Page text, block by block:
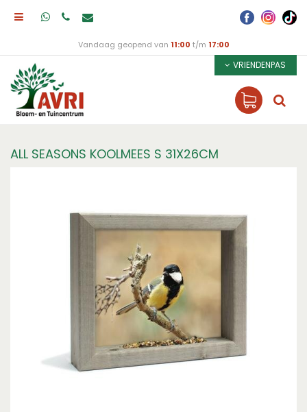
Vandaag geopend van 11:00 t/m 17:00
VRIENDENPAS
ALL SEASONS KOOLMEES S 31X26CM